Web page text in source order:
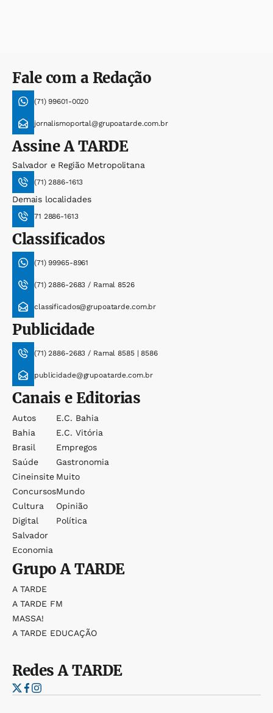
Fale com a Redação
(71) 99601-0020
jornalismoportal@grupoatarde.com.br
AssineA TARDE
Salvador e Região Metropolitana
(71) 2886-1613
Demais localidades
71 2886-1613
Classificados
(71) 99965-8961
(71) 2886-2683 / Ramal 8526
classificados@grupoatarde.com.br
Publicidade
(71) 2886-2683 / Ramal 8585 | 8586
publicidade@grupoatarde.com.br
Canais e Editorias
Autos
Bahia
Brasil
Saúde
Cineinsite
Concursos
Cultura
Digital
Salvador
Economia
E.c. Bahia
E.c. Vitória
Empregos
Gastronomia
Muito
Mundo
Opinião
Política
GrupoA TARDE
A TARDE
A TARDE FM
MASSA!
A TARDE EDUCAÇÃO
RedesA TARDE